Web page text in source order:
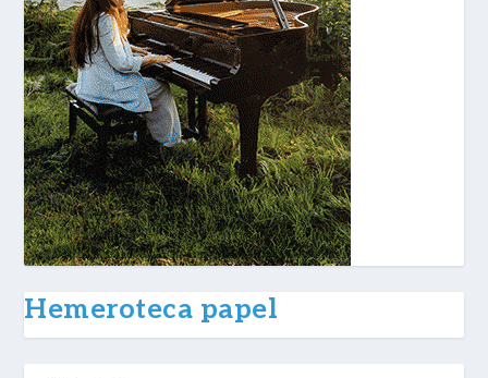
Hemeroteca papel